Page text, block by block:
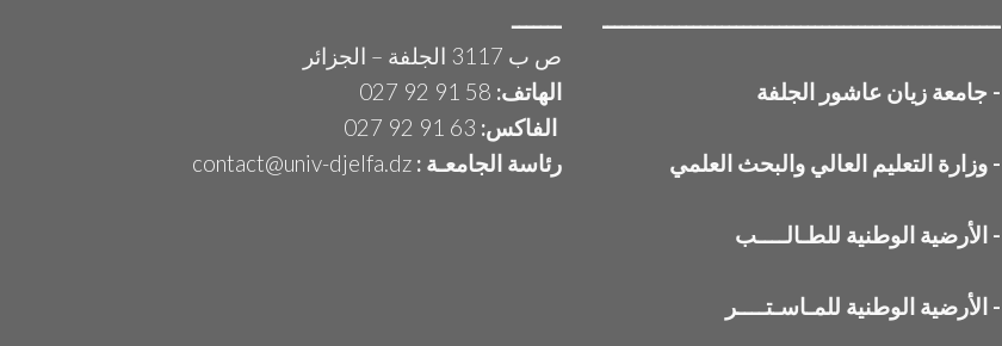
ـــــــ
ص ب 3117 الجلفة – الجزائر
الهاتف:
الفاكس:
رئاسة الجامعـة : contact@univ-djelfa.dz
ــــــــــــــــــــــــــــــــــــــــــــــــــــــــــــــ
- جامعة زيان عاشور الجلفة
-وزارة التعليم العالي والبحث العلمي
-الأرضية الوطنية للطـالــــب
-الأرضية الوطنية للمـاسـتــــر